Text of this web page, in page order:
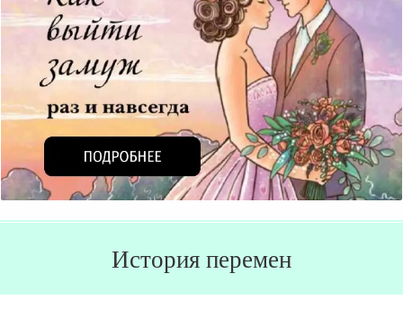
История перемен